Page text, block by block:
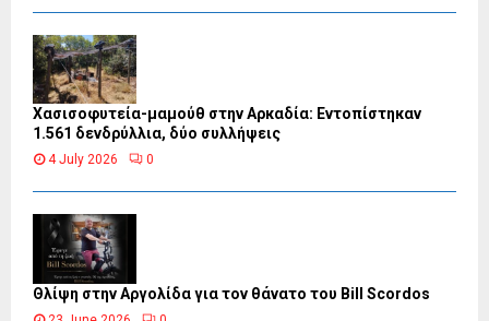
Χασισοφυτεία-μαμούθ στην Αρκαδία: Εντοπίστηκαν
1.561 δενδρύλλια, δύο συλλήψεις
4 July 2026 0
Θλίψη στην Αργολίδα για τον θάνατο του Bill Scordos